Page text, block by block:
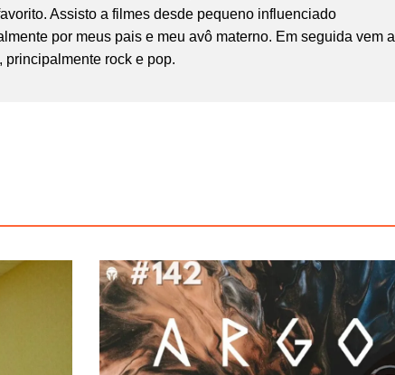
Assisto a filmes desde pequeno influenciado
por meus pais e meu avô materno. Em seguida vem a
principalmente rock e pop.